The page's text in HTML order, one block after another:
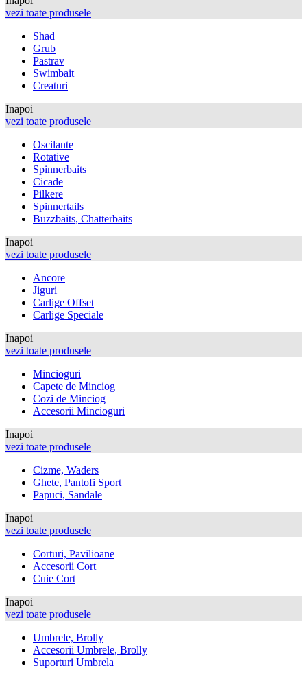
vezi toate produsele
Shad
Grub
Pastrav
Swimbait
Creaturi
Inapoi
vezi toate produsele
Oscilante
Rotative
Spinnerbaits
Cicade
Pilkere
Spinnertails
Buzzbaits, Chatterbaits
Inapoi
vezi toate produsele
Ancore
Jiguri
Carlige Offset
Carlige Speciale
Inapoi
vezi toate produsele
Mincioguri
Capete de Minciog
Cozi de Minciog
Accesorii Mincioguri
Inapoi
vezi toate produsele
Cizme, Waders
Ghete, Pantofi Sport
Papuci, Sandale
Inapoi
vezi toate produsele
Corturi, Pavilioane
Accesorii Cort
Cuie Cort
Inapoi
vezi toate produsele
Umbrele, Brolly
Accesorii Umbrele, Brolly
Suporturi Umbrela